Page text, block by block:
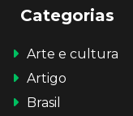
Categorias
Arte e cultura
Artigo
Brasil